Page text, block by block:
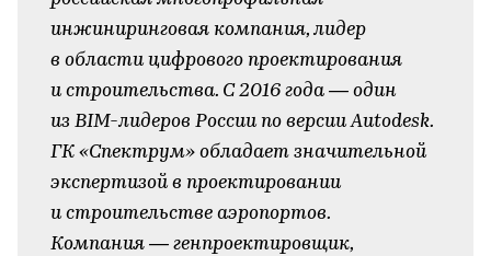
инжиниринговая компания, лидер
в области цифрового проектирования
и строительства. С 2016 года — один
из BIM-лидеров России по версии Autodesk.
ГК «Спектрум» обладает значительной
экспертизой в проектировании
и строительстве аэропортов.
Компания — генпроектировщик,